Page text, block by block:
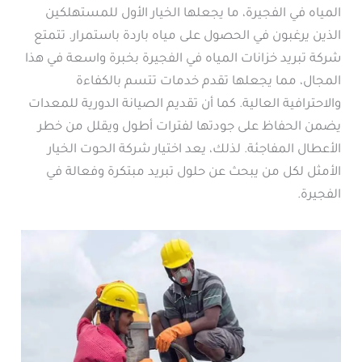
المياه في الفجيرة، ما يجعلها الخيار الأول للمستهلكين
الذين يرغبون في الحصول على مياه باردة باستمرار. تتمتع
شركة تبريد خزانات المياه في الفجيرة بخبرة واسعة في هذا
المجال، مما يجعلها تقدم خدمات تتسم بالكفاءة
والاحترافية العالية. كما أن تقديم الصيانة الدورية للمعدات
يضمن الحفاظ على جودتها لفترات أطول ويقلل من خطر
الأعطال المفاجئة. لذلك، يعد اختيار شركة الحوت الخيار
الأمثل لكل من يبحث عن حلول تبريد مبتكرة وفعالة في
الفجيرة.